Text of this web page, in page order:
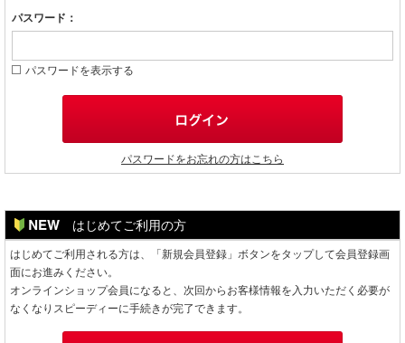
パスワード：
パスワードを表示する
パスワードをお忘れの方はこちら
はじめてご利用の方
はじめてご利用される方は、「新規会員登録」ボタンをタップして会員登録画
面にお進みください。
オンラインショップ会員になると、次回からお客様情報を入力いただく必要が
なくなりスピーディーに手続きが完了できます。